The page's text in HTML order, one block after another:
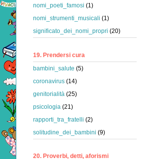
nomi_poeti_famosi (1)
nomi_strumenti_musicali (1)
significato_dei_nomi_propri (20)
19. Prendersi cura
bambini_salute (5)
coronavirus (14)
genitorialità (25)
psicologia (21)
rapporti_tra_fratelli (2)
solitudine_dei_bambini (9)
20. Proverbi, detti, aforismi